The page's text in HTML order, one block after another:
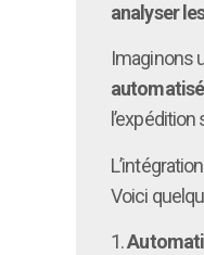
analyser
Imaginons
Voici
1.